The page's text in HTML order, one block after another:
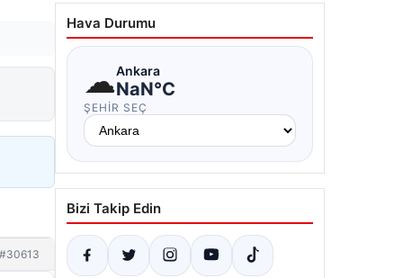
#30613
Hava Durumu
☁Ankara
NaN°C
ŞEHIR SEÇ
Bizi Takip Edin